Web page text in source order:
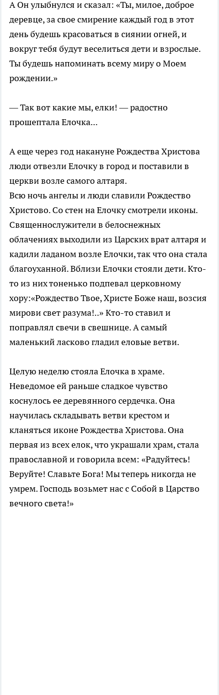
А Он улыбнулся и сказал: «Ты, милое, доброе
деревце, за свое смирение каждый год в этот
день будешь красоваться в сиянии огней, и
вокруг тебя будут веселиться дети и взрослые.
Ты будешь напоминать всему миру о Моем
рождении.»
— Так вот какие мы, елки! — радостно
прошептала Елочка...
А еще через год накануне Рождества Христова
люди отвезли Елочку в город и поставили в
церкви возле самого алтаря.
Всю ночь ангелы и люди славили Рождество
Христово. Со стен на Елочку смотрели иконы.
Священнослужители в белоснежных
облачениях выходили из Царских врат алтаря и
кадили ладаном возле Елочки, так что она стала
благоуханной. Вблизи Елочки стояли дети. Кто-
то из них тоненько подпевал церковному
хору:«Рождество Твое, Христе Боже наш, возсия
мирови свет разума!..» Кто-то ставил и
поправлял свечи в свешнице. А самый
маленький ласково гладил еловые ветви.
Целую неделю стояла Елочка в храме.
Неведомое ей раньше сладкое чувство
коснулось ее деревянного сердечка. Она
научилась складывать ветви крестом и
кланяться иконе Рождества Христова. Она
первая из всех елок, что украшали храм, стала
православной и говорила всем: «Радуйтесь!
Веруйте! Славьте Бога! Мы теперь никогда не
умрем. Господь возьмет нас с Собой в Царство
вечного света!»